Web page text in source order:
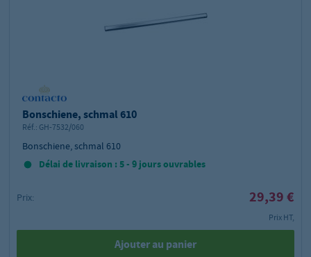
Bonschiene, schmal 610
Réf.: GH-7532/060
Bonschiene, schmal 610
Délai de livraison : 5 - 9 jours ouvrables
Prix: 29,39 €
Prix HT,
Ajouter au panier